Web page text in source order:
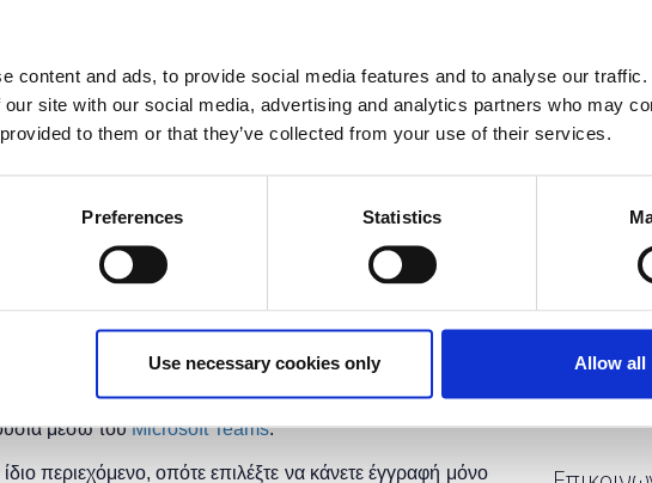
content and ads, to provide social media features and to analyse our
site with our social media, advertising and analytics partners who may
to them or that they’ve collected from your use of their services.
Preferences Statistics
Use necessary cookies only Allow all
Α/θμιας και Β/θμιας Εκπαίδευσης (Δημόσιας και
τις βασικές διαστάσεις του STEM περιεχομένου και
παρουσίαση του Micro:bit και οι συμμετέχοντες θα
Επίσης, θα αναλυθεί ο τρόπος δημιουργίας και
να έχουν βασική εξοικείωση με τους υπολογιστές.
καλύτερη διεξαγωγή του σεμιναρίου, μία για την
για την πρακτική εξάσκηση των συμμετεχόντων.
Hellas" και ησυμμετοχή για το κοινό είναι
μέσω τουMicrosoft Teams.
περιεχόμενο, οπότε επιλέξτε να κάνετε έγγραφή μόνο
+
–